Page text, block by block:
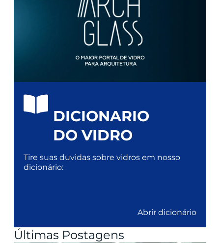
DICIONARIO
DO VIDRO
Tire suas duvidas sobre vidros em nosso
dicionário:
Abrir dicionário
Últimas Postagens